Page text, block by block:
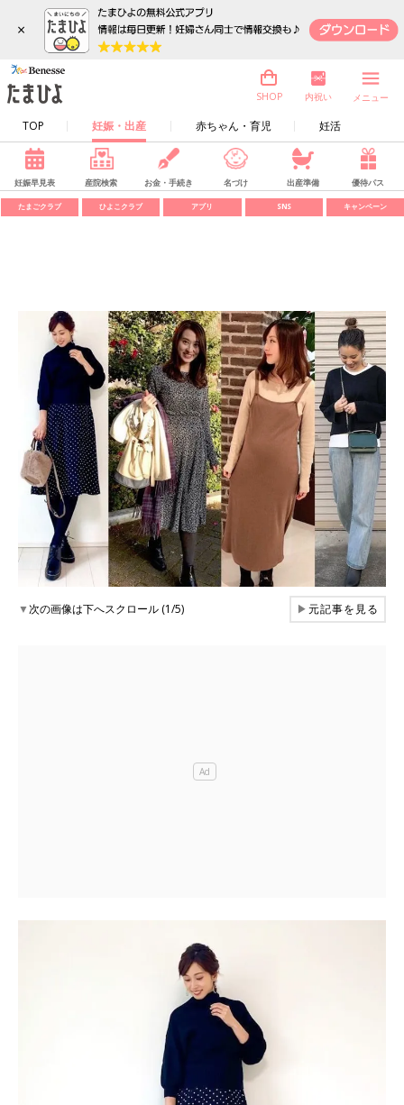
×
TOP 妊娠・出産 赤ちゃん・育児 妊活
SHOP 内祝い メニュー
妊娠早見表 産院検索 お金・手続き 名づけ 出産準備 優待パス
たまごクラブ ひよこクラブ アプリ SNS キャンペーン
▼次の画像は下へスクロール (1/5) ▶元記事を見る